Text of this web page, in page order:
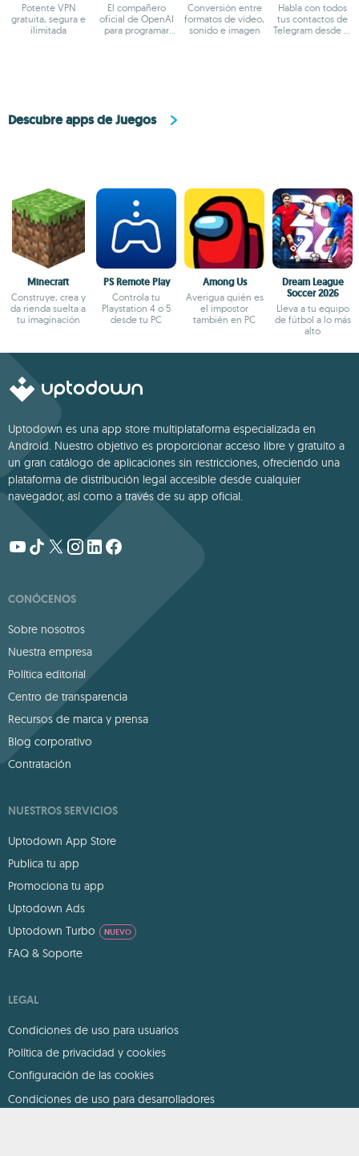
Potente VPN
gratuita, segura e
ilimitada
El compañero
oficial de OpenAI
para programar
Conversión entre
formatos de vídeo,
sonido e imagen
Habla con todos
tus contactos de
Telegram desde el
Descubre apps de Juegos
Minecraft
Construye, crea y
da rienda suelta a
tu imaginación
PS Remote Play
Controla tu
Playstation 4 o 5
desde tu PC
Among Us
Averigua quién es
el impostor
también en PC
Dream League
Soccer 2026
Lleva a tu equipo
de fútbol a lo más
alto
Uptodown es una app store multiplataforma especializada en
Android. Nuestro objetivo es proporcionar acceso libre y gratuito a
un gran catálogo de aplicaciones sin restricciones, ofreciendo una
plataforma de distribución legal accesible desde cualquier
navegador, así como a través de su app oficial.
CONÓCENOS
Sobre nosotros
Nuestra empresa
Política editorial
Centro de transparencia
Recursos de marca y prensa
Blog corporativo
Contratación
NUESTROS SERVICIOS
Uptodown App Store
Publica tu app
Promociona tu app
Uptodown Ads
Uptodown Turbo
NUEVO
FAQ & Soporte
LEGAL
Condiciones de uso para usuarios
Política de privacidad y cookies
Configuración de las cookies
Condiciones de uso para desarrolladores